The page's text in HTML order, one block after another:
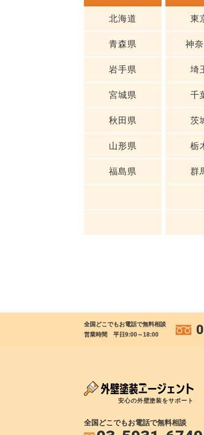
北海道
青森県
岩手県
宮城県
秋田県
山形県
福島県
東
神
埼
千
茨
栃
群
全国どこでもお電話で無料相談
営業時間 平日9:00～18:00
安心の外壁塗装をサポート
全国どこでもお電話で無料相談